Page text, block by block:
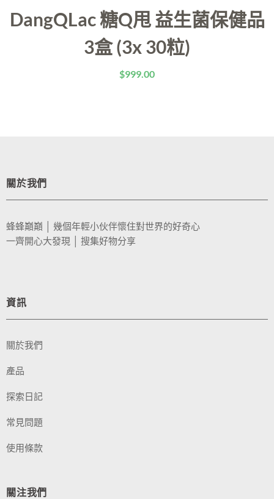
DangQLac 糖Q甩 益生菌保健品
3盒 (3x 30粒)
$999.00
關於我們
蜂蜂巔巔 │ 幾個年輕小伙伴懷住對世界的好奇心
一齊開心大發現 │ 搜集好物分享
資訊
關於我們
產品
探索日記
常見問題
使用條款
關注我們